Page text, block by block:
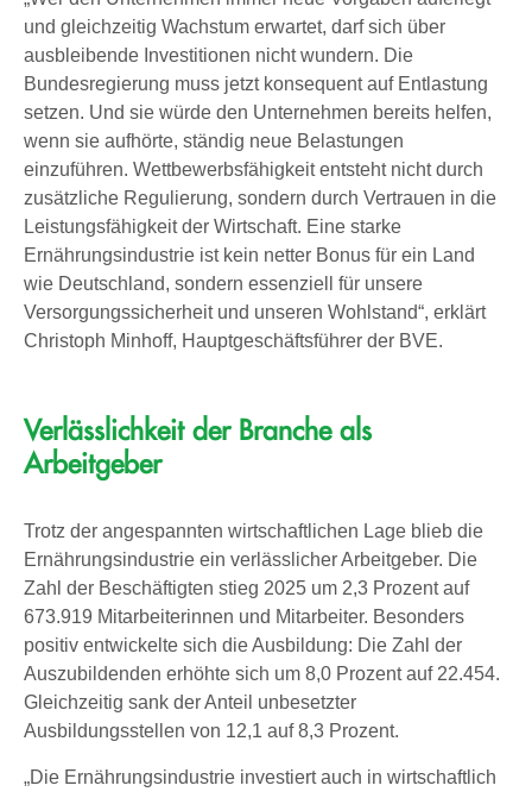
und gleichzeitig Wachstum erwartet, darf sich über
ausbleibende Investitionen nicht wundern. Die
Bundesregierung muss jetzt konsequent auf Entlastung
setzen. Und sie würde den Unternehmen bereits helfen,
wenn sie aufhörte, ständig neue Belastungen
einzuführen. Wettbewerbsfähigkeit entsteht nicht durch
zusätzliche Regulierung, sondern durch Vertrauen in die
Leistungsfähigkeit der Wirtschaft. Eine starke
Ernährungsindustrie ist kein netter Bonus für ein Land
wie Deutschland, sondern essenziell für unsere
Versorgungssicherheit und unseren Wohlstand“, erklärt
Christoph Minhoff, Hauptgeschäftsführer der BVE.
Verlässlichkeit der Branche als
Arbeitgeber
Trotz der angespannten wirtschaftlichen Lage blieb die
Ernährungsindustrie ein verlässlicher Arbeitgeber. Die
Zahl der Beschäftigten stieg 2025 um 2,3 Prozent auf
673.919 Mitarbeiterinnen und Mitarbeiter. Besonders
positiv entwickelte sich die Ausbildung: Die Zahl der
Auszubildenden erhöhte sich um 8,0 Prozent auf 22.454.
Gleichzeitig sank der Anteil unbesetzter
Ausbildungsstellen von 12,1 auf 8,3 Prozent.
„Die Ernährungsindustrie investiert auch in wirtschaftlich